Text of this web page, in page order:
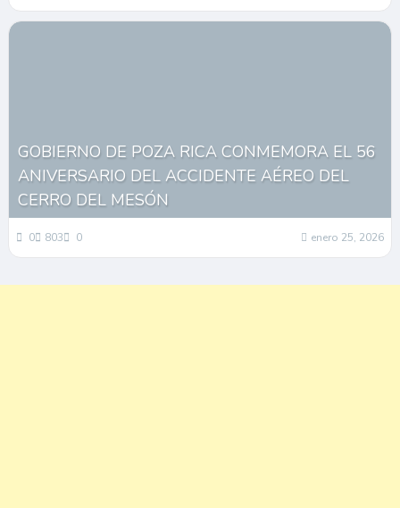
GOBIERNO DE POZA RICA CONMEMORA EL 56
ANIVERSARIO DEL ACCIDENTE AÉREO DEL
CERRO DEL MESÓN
0 803 0 enero 25, 2026